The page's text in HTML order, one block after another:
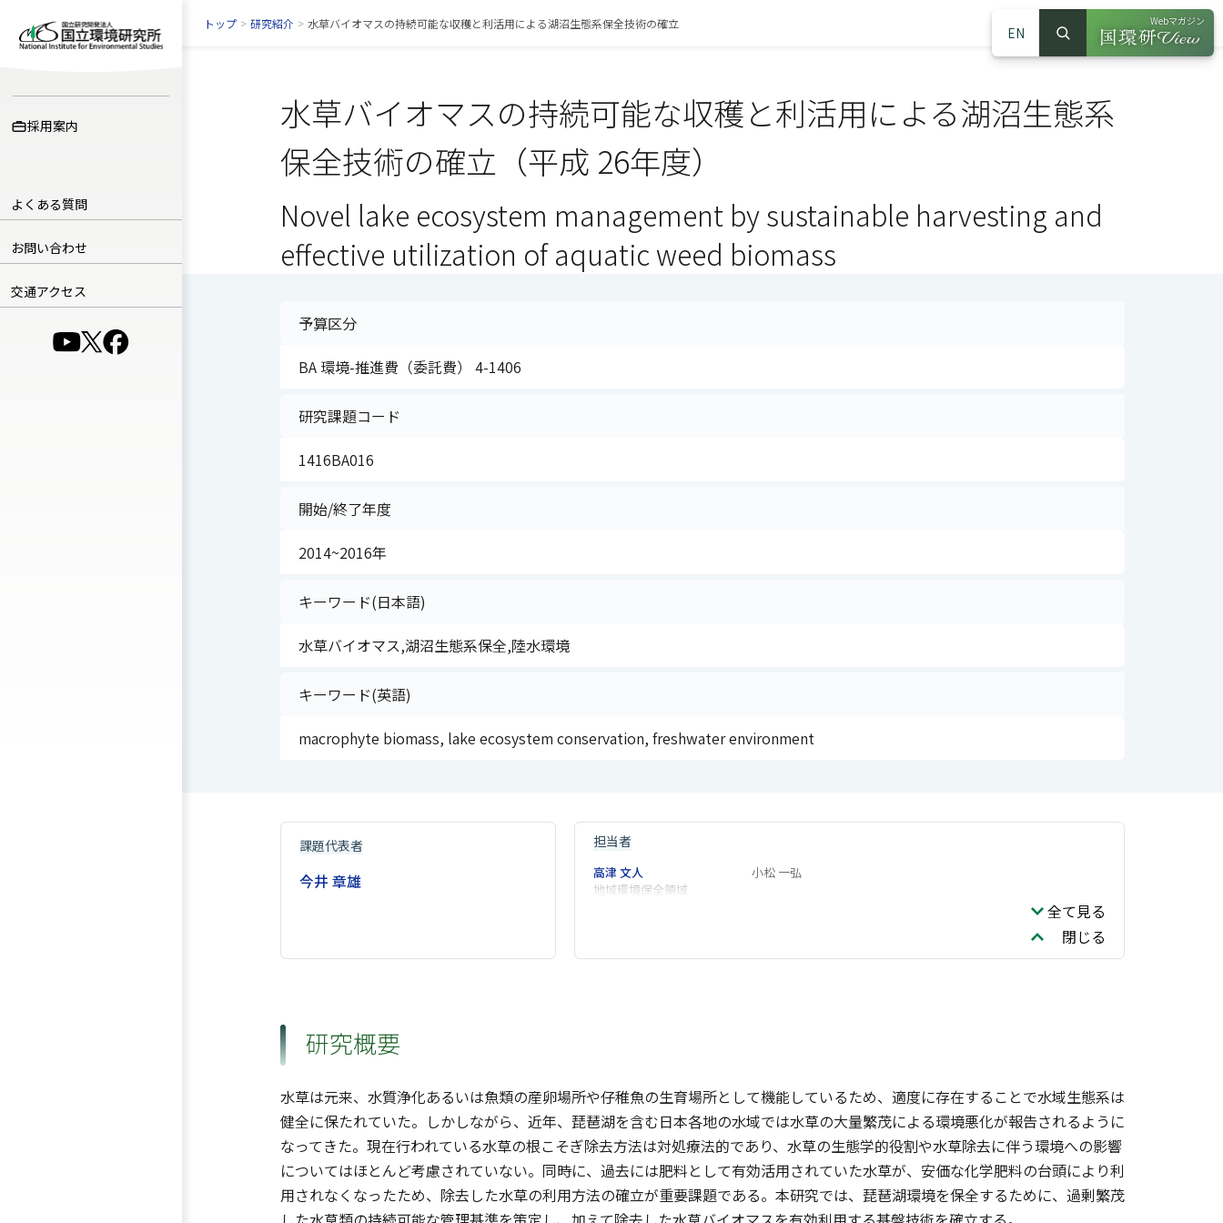
採用案内
よくある質問
お問い合わせ
交通アクセス
（別ウインドウで開きます）
（別ウインドウで開きます）
（別ウインドウで開きます）
EN
サイト内検索
検索
Webマガジン
（別ウインドウ
トップ > 研究紹介 > 水草バイオマスの持続可能な収穫と利活用による湖沼生態系保全技術の確立
水草バイオマスの持続可能な収穫と利活用による湖沼生態系
保全技術の確立（平成 26年度）
Novel lake ecosystem management by sustainable harvesting and
effective utilization of aquatic weed biomass
予算区分
BA 環境-推進費（委託費） 4-1406
研究課題コード
1416BA016
開始/終了年度
2014~2016年
キーワード(日本語)
水草バイオマス,湖沼生態系保全,陸水環境
キーワード(英語)
macrophyte biomass, lake ecosystem conservation, freshwater environment
課題代表者
今井 章雄
担当者
高津 文人
地域環境保全領域
小松 一弘
全て見る
閉じる
研究概要
水草は元来、水質浄化あるいは魚類の産卵場所や仔稚魚の生育場所として機能しているため、適度に存在することで水域生態系は
健全に保たれていた。しかしながら、近年、琵琶湖を含む日本各地の水域では水草の大量繁茂による環境悪化が報告されるように
なってきた。現在行われている水草の根こそぎ除去方法は対処療法的であり、水草の生態学的役割や水草除去に伴う環境への影響
についてはほとんど考慮されていない。同時に、過去には肥料として有効活用されていた水草が、安価な化学肥料の台頭により利
用されなくなったため、除去した水草の利用方法の確立が重要課題である。本研究では、琵琶湖環境を保全するために、過剰繁茂